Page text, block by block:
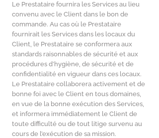
Le Prestataire fournira les Services au lieu
convenu avec le Client dans le bon de
commande. Au cas où le Prestataire
fournirait les Services dans les locaux du
Client, le Prestataire se conformera aux
standards raisonnables de sécurité et aux
procédures d’hygiène, de sécurité et de
confidentialité en vigueur dans ces locaux.
Le Prestataire collaborera activement et de
bonne foi avec le Client en tous domaines,
en vue de la bonne exécution des Services,
et informera immédiatement le Client de
toute difficulté ou de tout litige survenu au
cours de l’exécution de sa mission.